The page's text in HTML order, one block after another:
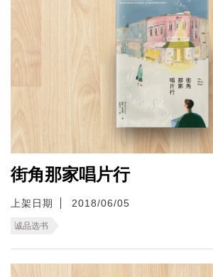
街角那家唱片行
上架日期 2018/06/05
诚品选书